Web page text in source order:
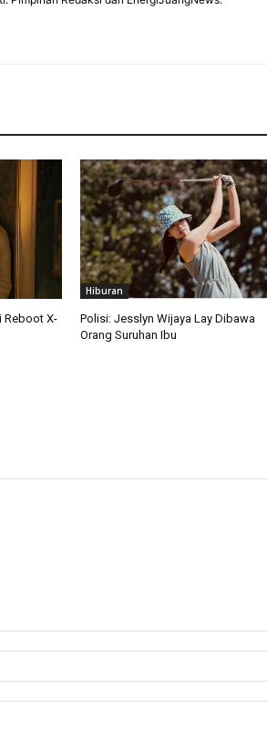
Reboot X-
Hiburan
Polisi: Jesslyn Wijaya Lay Dibawa
Orang Suruhan Ibu